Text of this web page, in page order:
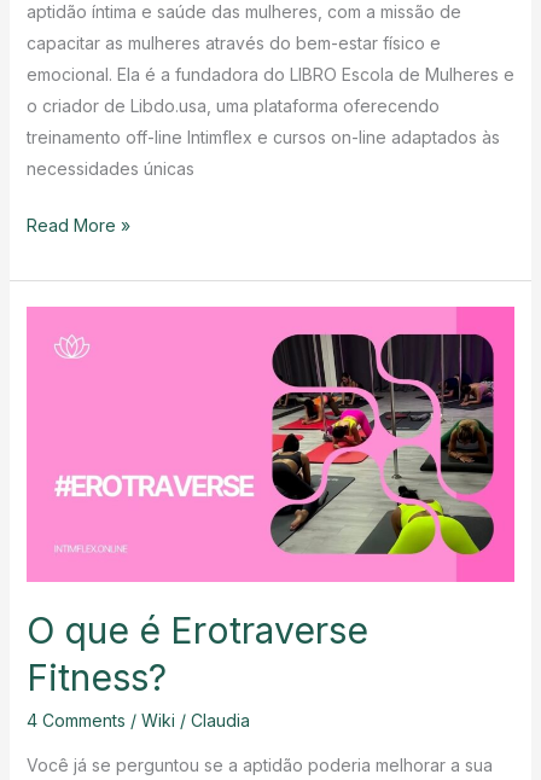
aptidão íntima e saúde das mulheres, com a missão de
capacitar as mulheres através do bem-estar físico e
emocional. Ela é a fundadora do LIBRO Escola de Mulheres e
o criador de Libdo.usa, uma plataforma oferecendo
treinamento off-line Intimflex e cursos on-line adaptados às
necessidades únicas
Quem
a
Pivtsaikina?
Read More »
O que é Erotraverse
Fitness?
4 Comments / Wiki / Claudia
Você já se perguntou se a aptidão poderia melhorar a sua